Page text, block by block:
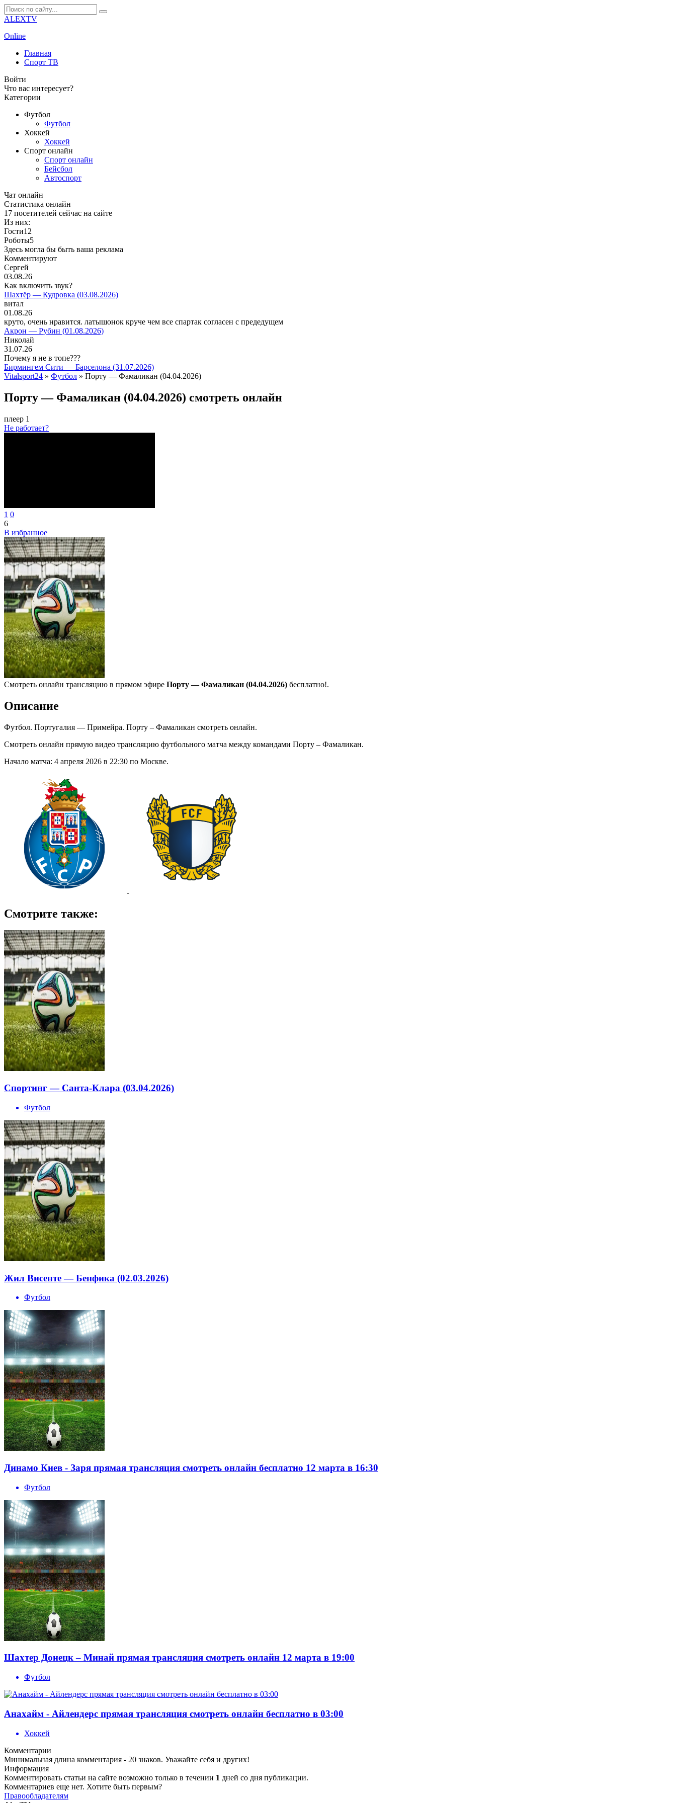
ALEXTV
Online
Главная
Спорт ТВ
Войти
Что вас интересует?
Категории
Футбол
Футбол
Хоккей
Хоккей
Спорт онлайн
Спорт онлайн
Бейсбол
Автоспорт
Чат онлайн
Cтатистика онлайн
17 посетителей сейчас на сайте
Из них:
Гости12
Роботы5
Здесь могла бы быть ваша реклама
Комментируют
Сергей
03.08.26
Как включить звук?
Шахтёр — Кудровка (03.08.2026)
витал
01.08.26
круто, очень нравится. латышонок круче чем все спартак согласен с предедущем
Акрон — Рубин (01.08.2026)
Николай
31.07.26
Почему я не в топе???
Бирмингем Сити — Барселона (31.07.2026)
Vitalsport24 » Футбол » Порту — Фамаликан (04.04.2026)
Порту — Фамаликан (04.04.2026) смотреть онлайн
плеер 1
Не работает?
1 0
6
В избранное
Смотреть онлайн трансляцию в прямом эфире Порту — Фамаликан (04.04.2026) бесплатно!.
Описание
Футбол. Португалия — Примейра. Порту – Фамаликан смотреть онлайн.
Смотреть онлайн прямую видео трансляцию футбольного матча между командами Порту – Фамаликан.
Начало матча: 4 апреля 2026 в 22:30 по Москве.
-
Смотрите также:
Спортинг — Санта-Клара (03.04.2026)
Футбол
Жил Висенте — Бенфика (02.03.2026)
Футбол
Динамо Киев - Заря прямая трансляция смотреть онлайн бесплатно 12 марта в 16:30
Футбол
Шахтер Донецк – Минай прямая трансляция смотреть онлайн 12 марта в 19:00
Футбол
Анахайм - Айлендерс прямая трансляция смотреть онлайн бесплатно в 03:00
Хоккей
Комментарии
Минимальная длина комментария - 20 знаков. Уважайте себя и других!
Информация
Комментировать статьи на сайте возможно только в течении 1 дней со дня публикации.
Комментариев еще нет. Хотите быть первым?
Правообладателям